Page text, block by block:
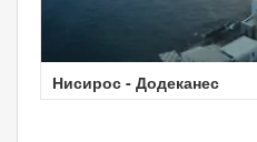
Нисирос - Додеканес